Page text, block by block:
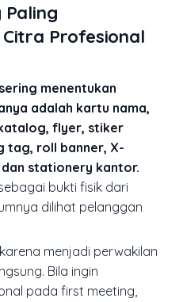
Paling
Profesional
menentukan
adalah kartu nama,
flyer, stiker
tag, roll banner, X-
stationery kantor.
bukti fisik dari
dilihat pelanggan
menjadi perwakilan
Bila ingin
pada first meeting,